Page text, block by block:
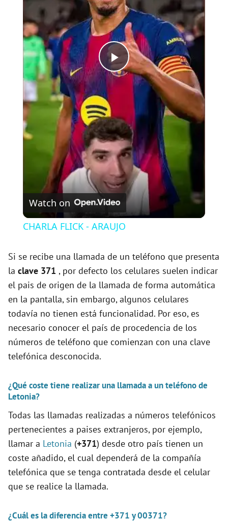
P
l
a
y
V
i
d
e
o
Watch on
CHARLA FLICK - ARAUJO
Si se recibe una llamada de un teléfono que presenta
la clave 371 , por defecto los celulares suelen indicar
el pais de origen de la llamada de forma automática
en la pantalla, sin embargo, algunos celulares
todavía no tienen está funcionalidad. Por eso, es
necesario conocer el país de procedencia de los
números de teléfono que comienzan con una clave
telefónica desconocida.
¿Qué coste tiene realizar una llamada a un teléfono de
Letonia?
Todas las llamadas realizadas a números telefónicos
pertenecientes a paises extranjeros, por ejemplo,
llamar a Letonia (+371) desde otro país tienen un
coste añadido, el cual dependerá de la compañía
telefónica que se tenga contratada desde el celular
que se realice la llamada.
¿Cuál es la diferencia entre +371 y 00371?